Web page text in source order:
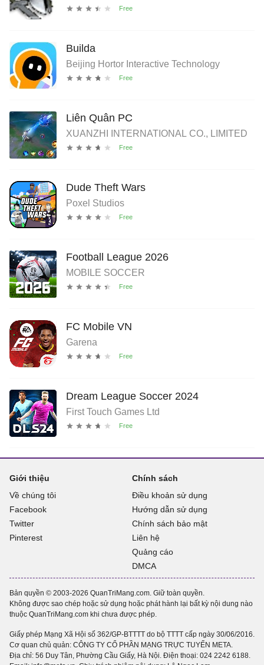
Builda
Beijing Hortor Interactive Technology
Liên Quân PC
XUANZHI INTERNATIONAL CO., LIMITED
Dude Theft Wars
Poxel Studios
Football League 2026
MOBILE SOCCER
FC Mobile VN
Garena
Dream League Soccer 2024
First Touch Games Ltd
Giới thiệu
Về chúng tôi
Facebook
Twitter
Pinterest
Chính sách
Điều khoản sử dụng
Hướng dẫn sử dụng
Chính sách bảo mật
Liên hệ
Quảng cáo
DMCA
Bản quyền © 2003-2026 QuanTriMang.com. Giữ toàn quyền.
Không được sao chép hoặc sử dụng hoặc phát hành lại bất kỳ nội dung nào
thuộc QuanTriMang.com khi chưa được phép.
Giấy phép Mạng Xã Hội số 362/GP-BTTTT do bộ TTTT cấp ngày 30/06/2016.
Cơ quan chủ quản: CÔNG TY CỔ PHẦN MẠNG TRỰC TUYẾN META.
Địa chỉ: 56 Duy Tân, Phường Cầu Giấy, Hà Nội. Điện thoại: 024 2242 6188